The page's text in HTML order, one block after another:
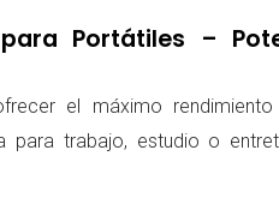
Portátiles –
el máximo
para trabajo, estudio o